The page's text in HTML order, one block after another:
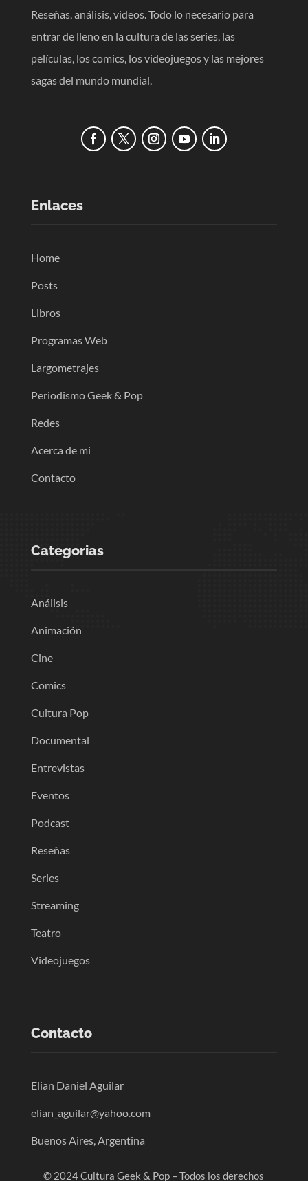
Reseñas, análisis, videos. Todo lo necesario para
entrar de lleno en la cultura de las series, las
películas, los comics, los videojuegos y las mejores
sagas del mundo mundial.
Enlaces
Home
Posts
Libros
Programas Web
Largometrajes
Periodismo Geek & Pop
Redes
Acerca de mi
Contacto
Categorias
Análisis
Animación
Cine
Comics
Cultura Pop
Documental
Entrevistas
Eventos
Podcast
Reseñas
Series
Streaming
Teatro
Videojuegos
Contacto
Elian Daniel Aguilar
elian_aguilar@yahoo.com
Buenos Aires, Argentina
© 2024 Cultura Geek & Pop – Todos los derechos